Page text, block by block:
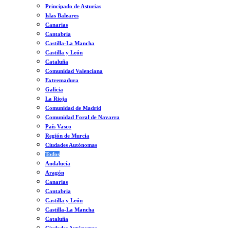
Principado de Asturias
Islas Baleares
Canarias
Cantabria
Castilla-La Mancha
Castilla y León
Cataluña
Comunidad Valenciana
Extremadura
Galicia
La Rioja
Comunidad de Madrid
Comunidad Foral de Navarra
País Vasco
Región de Murcia
Ciudades Autónomas
Todos
Andalucía
Aragón
Canarias
Cantabria
Castilla y León
Castilla-La Mancha
Cataluña